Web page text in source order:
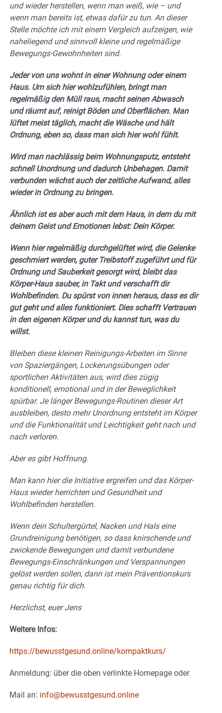
und wieder herstellen, wenn man weiß, wie – und
wenn man bereits ist, etwas dafür zu tun. An dieser
Stelle möchte ich mit einem Vergleich aufzeigen, wie
naheliegend und sinnvoll kleine und regelmäßige
Bewegungs-Gewohnheiten sind.
Jeder von uns wohnt in einer Wohnung oder einem
Haus. Um sich hier wohlzufühlen, bringt man
regelmäßig den Müll raus, macht seinen Abwasch
und räumt auf, reinigt Böden und Oberflächen. Man
lüftet meist täglich, macht die Wäsche und hält
Ordnung, eben so, dass man sich hier wohl fühlt.
Wird man nachlässig beim Wohnungsputz, entsteht
schnell Unordnung und dadurch Unbehagen. Damit
verbunden wächst auch der zeitliche Aufwand, alles
wieder in Ordnung zu bringen.
Ähnlich ist es aber auch mit dem Haus, in dem du mit
deinem Geist und Emotionen lebst: Dein Körper.
Wenn hier regelmäßig durchgelüftet wird, die Gelenke
geschmiert werden, guter Treibstoff zugeführt und für
Ordnung und Sauberkeit gesorgt wird, bleibt das
Körper-Haus sauber, in Takt und verschafft dir
Wohlbefinden. Du spürst von innen heraus, dass es dir
gut geht und alles funktioniert. Dies schafft Vertrauen
in den eigenen Körper und du kannst tun, was du
willst.
Bleiben diese kleinen Reinigungs-Arbeiten im Sinne
von Spaziergängen, Lockerungsübungen oder
sportlichen Aktivitäten aus, wird dies zügig
konditionell, emotional und in der Beweglichkeit
spürbar. Je länger Bewegungs-Routinen dieser Art
ausbleiben, desto mehr Unordnung entsteht im Körper
und die Funktionalität und Leichtigkeit geht nach und
nach verloren.
Aber es gibt Hoffnung.
Man kann hier die Initiative ergreifen und das Körper-
Haus wieder herrichten und Gesundheit und
Wohlbefinden herstellen.
Wenn dein Schultergürtel, Nacken und Hals eine
Grundreinigung benötigen, so dass knirschende und
zwickende Bewegungen und damit verbundene
Bewegungs-Einschränkungen und Verspannungen
gelöst werden sollen, dann ist mein Präventionskurs
genau richtig für dich.
Herzlichst, euer Jens
Weitere Infos:
https://bewusstgesund.online/kompaktkurs/
Anmeldung: über die oben verlinkte Homepage oder
Mail an: info@bewusstgesund.online